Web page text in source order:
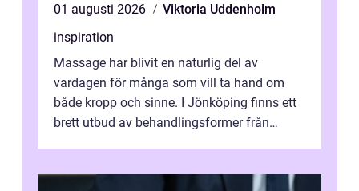
01 augusti 2026
Viktoria Uddenholm
inspiration
Massage har blivit en naturlig del av
vardagen för många som vill ta hand om
både kropp och sinne. I Jönköping finns ett
brett utbud av behandlingsformer från